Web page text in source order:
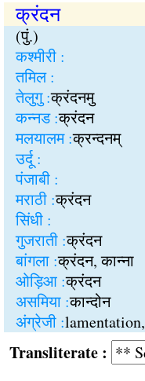
क्रंदन
(पुं.)
कश्मीरी :
तमिल :
तेलुगु :क्रंदनमु
कन्नड :क्रंदन
मलयालम :क्रन्दनम्
उर्दू :
पंजाबी :
मराठी :क्रंदन
सिंधी :
गुजराती :क्रंदन
बांगला :क्रंदन, कान्ना
ओड़िआ :क्रंदन
असमिया :कान्दोन
अंग्रेजी :
: